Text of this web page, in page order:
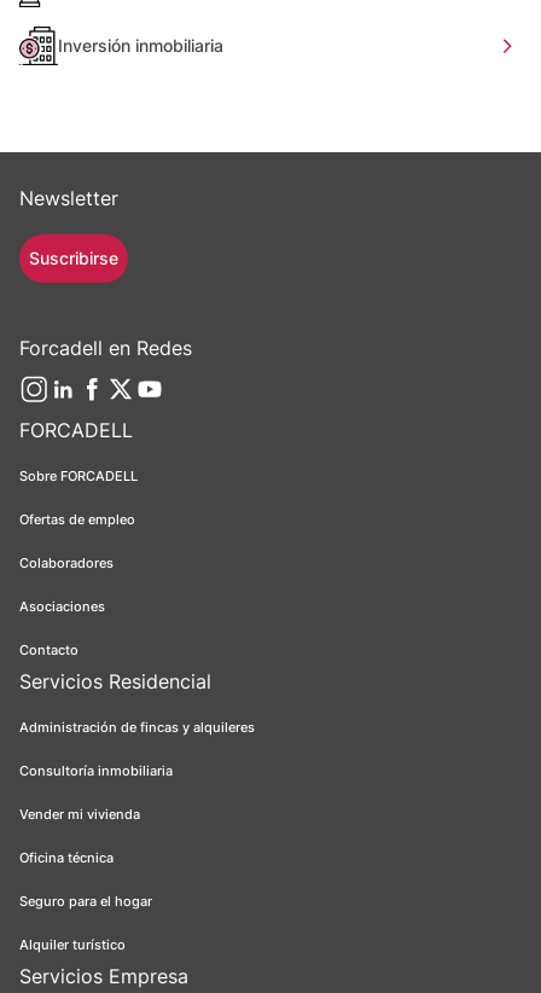
Inversión inmobiliaria
FORCADELL
Sobre FORCADELL
Ofertas de empleo
Colaboradores
Asociaciones
Contacto
Servicios Residencial
Administración de fincas y alquileres
Consultoría inmobiliaria
Vender mi vivienda
Oficina técnica
Seguro para el hogar
Alquiler turístico
Servicios Empresa
Newsletter
Suscribirse
Forcadell en Redes